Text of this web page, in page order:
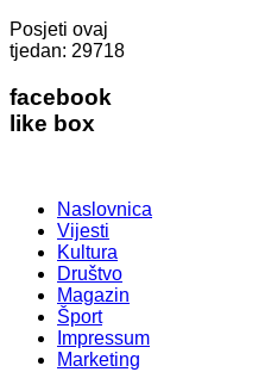
Posjeti ovaj
tjedan: 29718
facebook
like box
Naslovnica
Vijesti
Kultura
Društvo
Magazin
Šport
Impressum
Marketing